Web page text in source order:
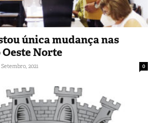
única mudança nas
Norte
2021 0